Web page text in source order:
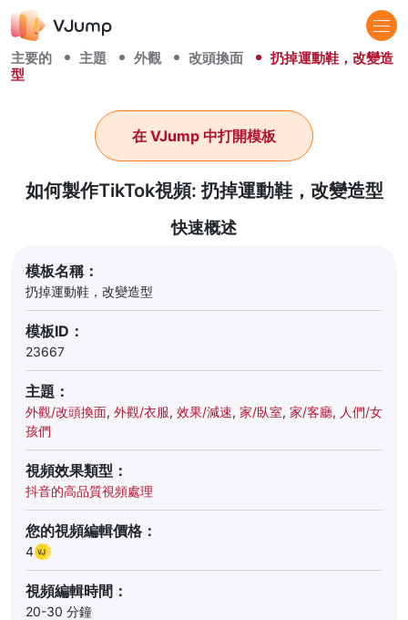
主要的 主題 外觀 改頭換面
扔掉運動鞋，改變造
型
如何製作TikTok視頻: 扔掉運動鞋，改變造型
在 VJump 中打開模板
快速概述
模板名稱：
扔掉運動鞋，改變造型
模板ID：
23667
主題：
外觀/改頭換面, 外觀/衣服, 效果/減速, 家/臥室, 家/客廳, 人們/女
孩們
視頻效果類型：
抖音的高品質視頻處理
您的視頻編輯價格：
4
視頻編輯時間：
20-30 分鐘